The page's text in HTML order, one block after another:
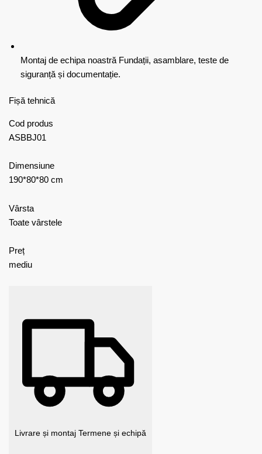
Montaj de echipa noastră Fundații, asamblare, teste de
siguranță și documentație.
Fișă tehnică
Cod produs
ASBBJ01
Dimensiune
190*80*80 cm
Vârsta
Toate vârstele
Preț
mediu
Livrare și montaj Termene și echipă